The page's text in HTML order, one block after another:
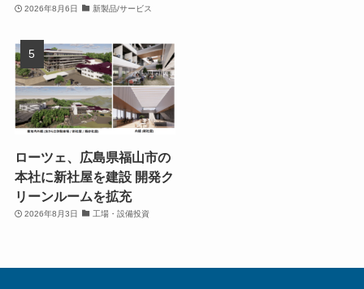
2026年8月6日 新製品/サービス
ローツェ、広島県福山市の
本社に新社屋を建設 開発ク
リーンルームを拡充
2026年8月3日 工場・設備投資